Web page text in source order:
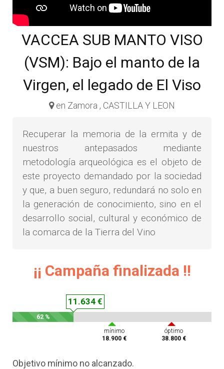
VACCEA SUB MANTO VISO
(VSM): Bajo el manto de la
Virgen, el legado de El Viso
en Zamora , CASTILLA Y LEON
Recuperar la memoria de la ermita y de
nuestros antepasados mediante
metodología arqueológica es el objeto de
este proyecto demandado por la sociedad
y que, a buen seguro, redundará no solo en
la generación de conocimiento, sino en el
desarrollo social, cultural y económico de
la comarca de la Tierra del Vino
¡¡ Campaña finalizada !!
11.634 €
62 %
mínimo
18.900 €
óptimo
38.800 €
Objetivo mínimo no alcanzado.